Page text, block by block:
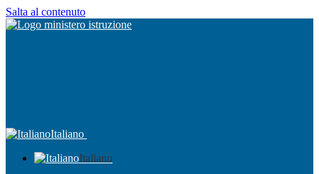
Salta al contenuto
Italiano
Italiano